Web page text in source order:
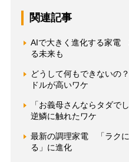
関連記事
AIで大きく進化する家電
る未来も
どうして何もできないの
ドルが高いワケ
「お義母さんならタダ
逆鱗に触れたワケ
最新の調理家電 「ラク
る」に進化